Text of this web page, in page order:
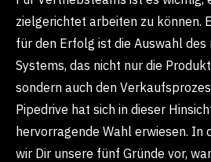
zielgerichtet arbeiten zu können.
für den Erfolg ist die Auswahl des
Systems, das nicht nur die
sondern auch den
Pipedrive hat sich in dieser
hervorragende Wahl erwiesen.
wir Dir unsere fünf Gründe vor,